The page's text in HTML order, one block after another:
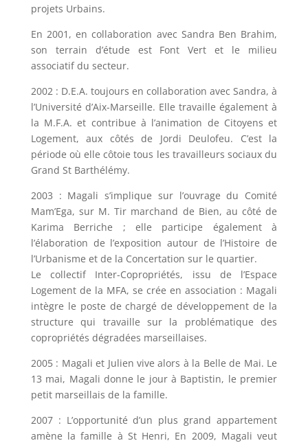
projets Urbains.
En 2001, en collaboration avec Sandra Ben Brahim,
son terrain d’étude est Font Vert et le milieu
associatif du secteur.
2002 : D.E.A. toujours en collaboration avec Sandra, à
l’Université d’Aix-Marseille. Elle travaille également à
la M.F.A. et contribue à l’animation de Citoyens et
Logement, aux côtés de Jordi Deulofeu. C’est la
période où elle côtoie tous les travailleurs sociaux du
Grand St Barthélémy.
2003 : Magali s’implique sur l’ouvrage du Comité
Mam’Ega, sur M. Tir marchand de Bien, au côté de
Karima Berriche ; elle participe également à
l’élaboration de l’exposition autour de l’Histoire de
l’Urbanisme et de la Concertation sur le quartier.
Le collectif Inter-Copropriétés, issu de l’Espace
Logement de la MFA, se crée en association : Magali
intègre le poste de chargé de développement de la
structure qui travaille sur la problématique des
copropriétés dégradées marseillaises.
2005 : Magali et Julien vive alors à la Belle de Mai. Le
13 mai, Magali donne le jour à Baptistin, le premier
petit marseillais de la famille.
2007 : L’opportunité d’un plus grand appartement
amène la famille à St Henri, En 2009, Magali veut